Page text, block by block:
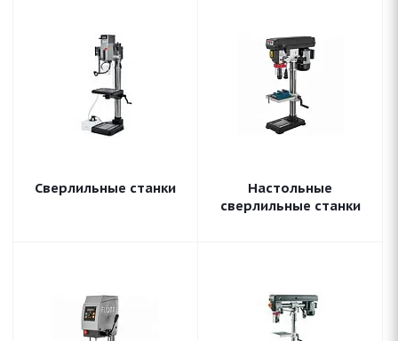
Сверлильные станки
Настольные
сверлильные станки